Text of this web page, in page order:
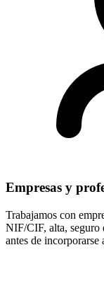
Empresas y
Trabajamos con
NIF/CIF, alta, seguro
antes de incorporarse